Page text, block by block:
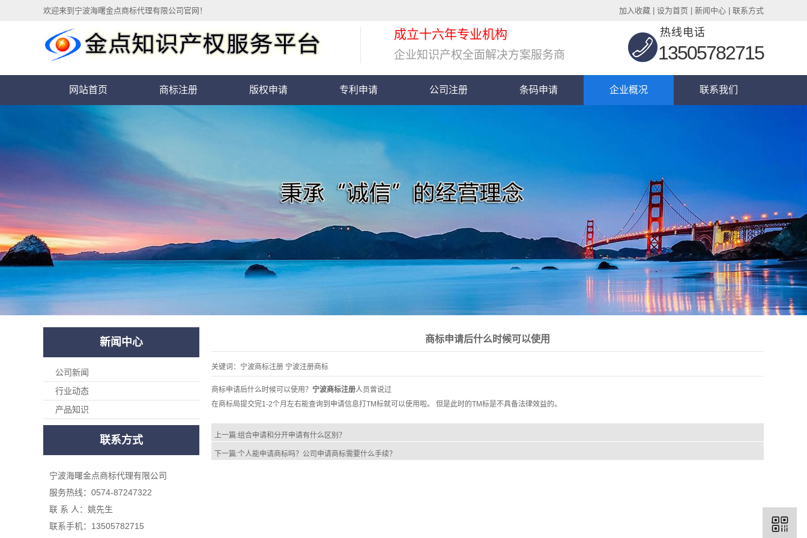
欢迎来到宁波海曙金点商标代理有限公司官网！ 加入收藏 设为首页 新闻中心 联系方式
成立十六年专业机构
企业知识产权全面解决方案服务商
热线电话
13505782715
网站首页 商标注册 版权申请 专利申请 公司注册 条码申请 企业概况 联系我们
新闻中心
公司新闻
行业动态
产品知识
联系方式
宁波海曙金点商标代理有限公司
服务热线：0574-87247322
联 系 人：姚先生
联系手机：13505782715
商标申请后什么时候可以使用
关键词： 宁波商标注册 宁波注册商标
商标申请后什么时候可以使用？ 宁波商标注册人员曾说过
在商标局提交完1-2个月左右能查询到申请信息打TM标就可以使用啦。 但是此时的TM标是不具备法律效益的。
上一篇:组合申请和分开申请有什么区别？
下一篇:个人能申请商标吗？公司申请商标需要什么手续？